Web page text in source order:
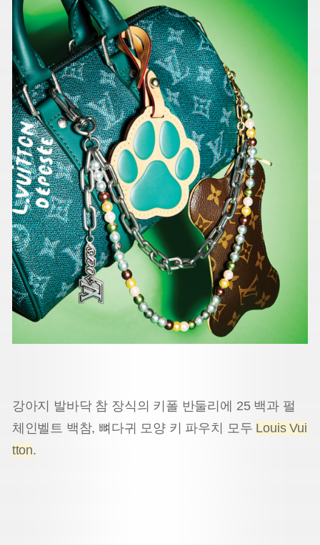
강아지 발바닥 참 장식의 키폴 반둘리에 25 백과 펄
체인벨트 백참, 뼈다귀 모양 키 파우치 모두 Louis Vui
tton.